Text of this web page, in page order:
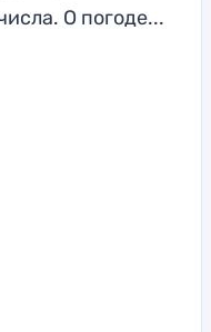
О погоде...